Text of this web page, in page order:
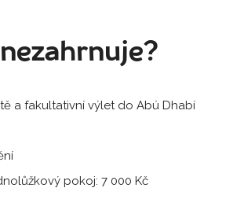
a fakultativní výlet do Abú Dhabí
pokoj: 7 000 Kč